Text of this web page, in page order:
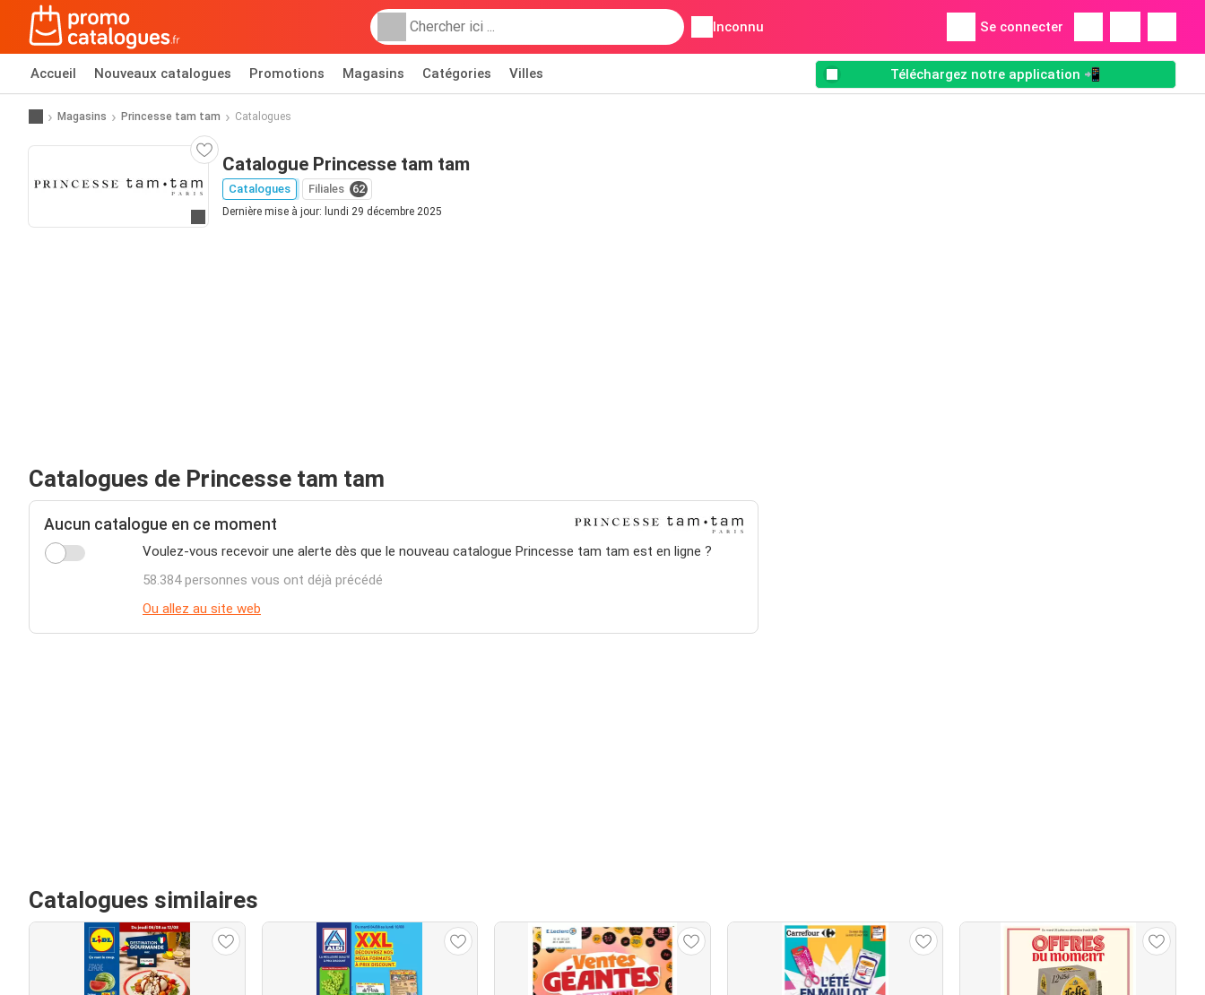
Inconnu Se connecter
Accueil Nouveaux catalogues Promotions Magasins Catégories Villes Téléchargez notre application 📲
Magasins Princesse tam tam Catalogues
Allez au site web
Catalogue Princesse tam tam
Catalogues Filiales 62
Dernière mise à jour: lundi 29 décembre 2025
Catalogues de Princesse tam tam
Aucun catalogue en ce moment
Voulez-vous recevoir une alerte dès que le nouveau catalogue Princesse tam tam est en ligne ?
58.384 personnes vous ont déjà précédé
Ou allez au site web
Catalogues similaires